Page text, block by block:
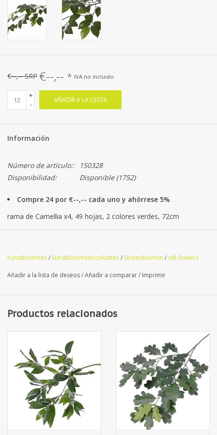
€--,-- SRP €--,-- * IVA no incluido
+
-
AÑADIR A LA CESTA
Información
Número de artículo::
150328
Disponibilidad:
Disponible(1752)
Compre 24 por €--,-- cada uno y ahórrese 5%
rama de Camellia x4, 49 hojas, 2 colores verdes, 72cm
Kunstbloemen / kunstbloemenboeketten / Seidenblumen / silk flowers
Añadir a la lista de deseos/Añadir a comparar/ Imprimir
Productos relacionados